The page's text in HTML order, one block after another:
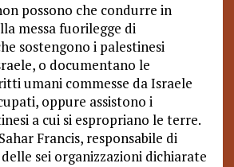
possono che condurre in
messa fuorilegge di
sostengono i palestinesi
o documentano le
umani commesse da Israele
oppure assistono i
a cui si espropriano le terre.
Francis, responsabile di
sei organizzazioni dichiarate